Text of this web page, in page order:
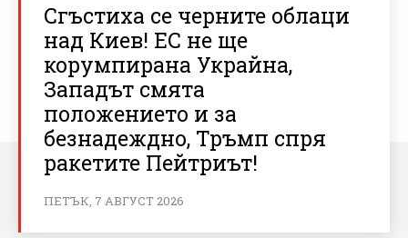
Сгъстиха се черните облаци
над Киев! ЕС не ще
корумпирана Украйна,
Западът смята
положението и за
безнадеждно, Тръмп спря
ракетите Пейтриът!
ПЕТЪК, 7 АВГУСТ 2026